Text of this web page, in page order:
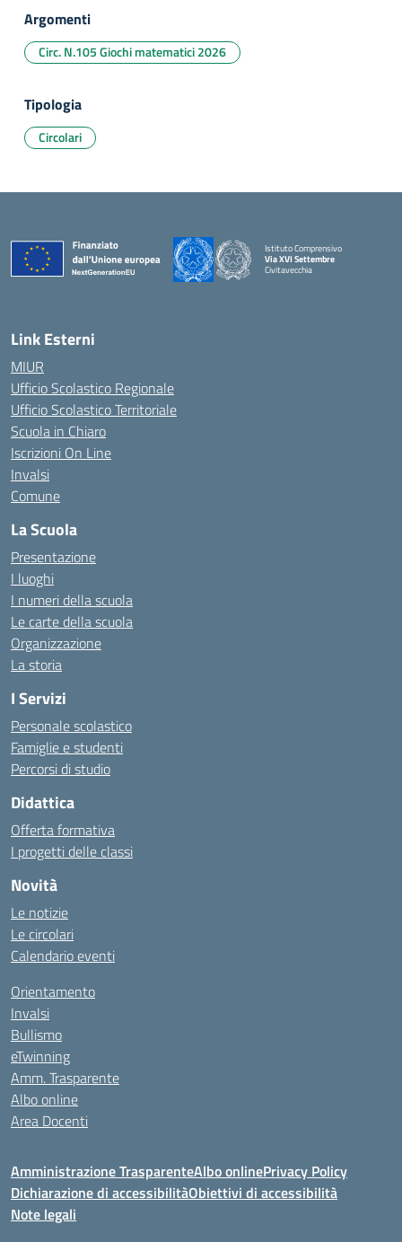
Argomenti
Circ. N.105 Giochi matematici 2026
Tipologia
Circolari
Istituto Comprensivo
Via XVI Settembre
Civitavecchia
Link Esterni
MIUR
Ufficio Scolastico Regionale
Ufficio Scolastico Territoriale
Scuola in Chiaro
Iscrizioni On Line
Invalsi
Comune
La Scuola
Presentazione
I luoghi
I numeri della scuola
Le carte della scuola
Organizzazione
La storia
I Servizi
Personale scolastico
Famiglie e studenti
Percorsi di studio
Didattica
Offerta formativa
I progetti delle classi
Novità
Le notizie
Le circolari
Calendario eventi
Orientamento
Invalsi
Bullismo
eTwinning
Amm. Trasparente
Albo online
Area Docenti
Amministrazione TrasparenteAlbo onlinePrivacy Policy
Dichiarazione di accessibilitàObiettivi di accessibilità
Note legali